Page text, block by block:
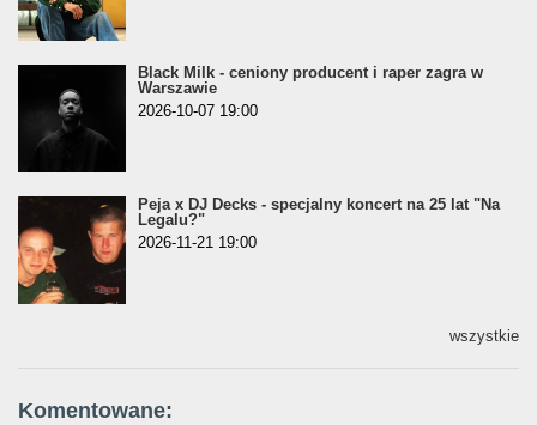
Black Milk - ceniony producent i raper zagra w
Warszawie
2026-10-07 19:00
Peja x DJ Decks - specjalny koncert na 25 lat "Na
Legalu?"
2026-11-21 19:00
wszystkie
Komentowane: